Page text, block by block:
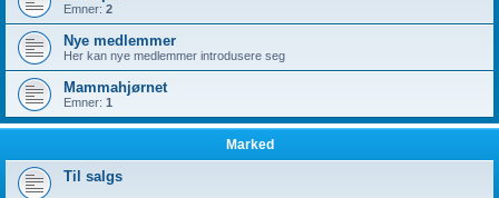
Emner: 2
Nye medlemmer
Her kan nye medlemmer introdusere seg
Mammahjørnet
Emner: 1
Marked
Til salgs